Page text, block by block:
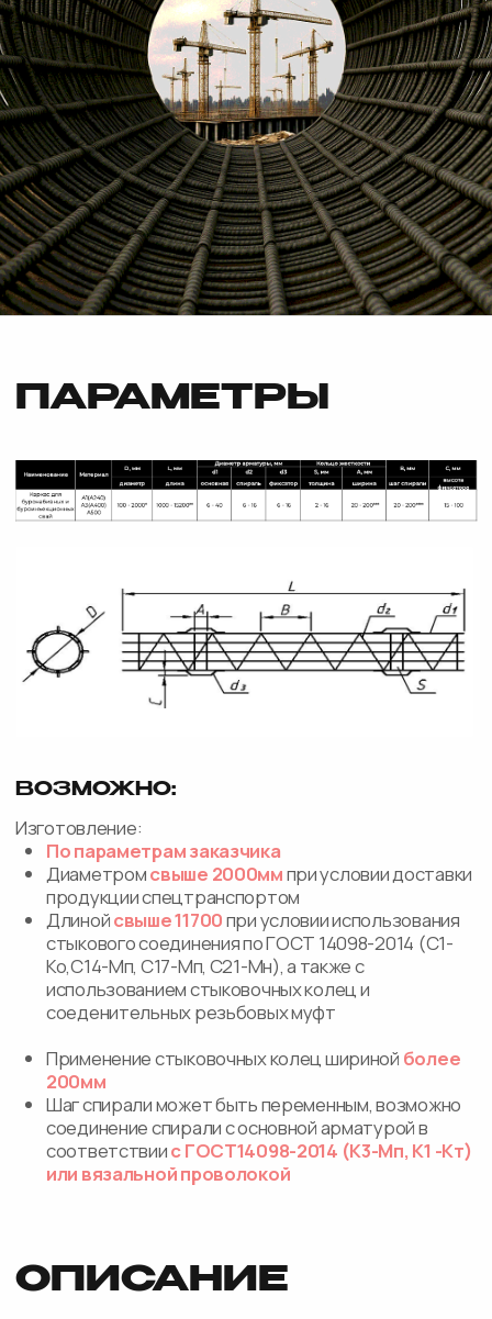
ПАРАМЕТРЫ
По параметрам заказчика
Диаметром
свыше 2000ммпри условии доставки
продукции спецтранспортом
Длинойсвыше 11700при условии использования
Применение стыковочных колец ширинойболее
200мм
Шаг спирали может быть переменным, возможно
соединение спирали с основной арматурой в
соответствии
с ГОСТ14098-2014 (К3-Мп, К1 -Кт)
или вязальной проволокой
ОБЛАСТЬ ПРИМЕНЕНИЯ
Армирование буронабивных свай
для шумовых экранов
03
Армирование буронабивных свай
для устройства фундаментов зданий
02
Каркас буронабивных свай
для опор мостов
Каркас буронабивных свай
для устройства подпорных стен
конструкция из арматурных стержней,
соединеных между собой кольцами
жесткости, обвитая спиралью из арматуры.
ВИДЫ